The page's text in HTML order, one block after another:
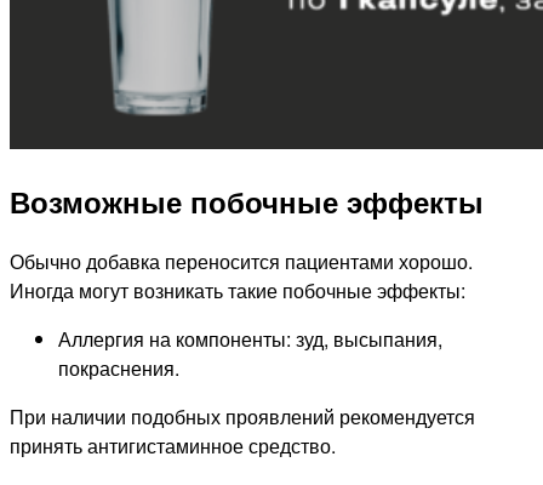
Возможные побочные эффекты
Обычно добавка переносится пациентами хорошо.
Иногда могут возникать такие побочные эффекты:
Аллергия на компоненты: зуд, высыпания,
покраснения.
При наличии подобных проявлений рекомендуется
принять антигистаминное средство.